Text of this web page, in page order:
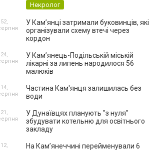
Некролог
У Кам’янці затримали буковинців, які
організували схему втечі через
кордон
У Кам’янець-Подільській міській
лікарні за липень народилося 56
малюків
Частина Кам'янця залишилась без
води
У Дунаївцях планують "з нуля"
збудувати котельню для освітнього
закладу
На Камʼянеччині перейменували 6